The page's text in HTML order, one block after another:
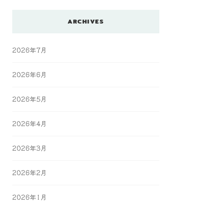
ARCHIVES
2026年7月
2026年6月
2026年5月
2026年4月
2026年3月
2026年2月
2026年1月